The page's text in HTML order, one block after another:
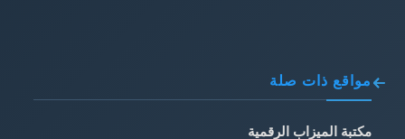
مواقع ذات صلة
مكتبة الميزاب الرقمية